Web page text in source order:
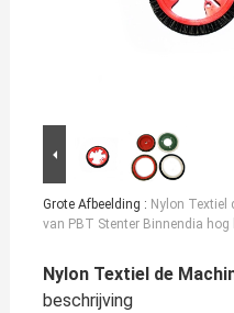
Grote Afbeelding : Nylon Textiel
van PBT Stenter Binnendia hog
Nylon Textiel de
beschrijving